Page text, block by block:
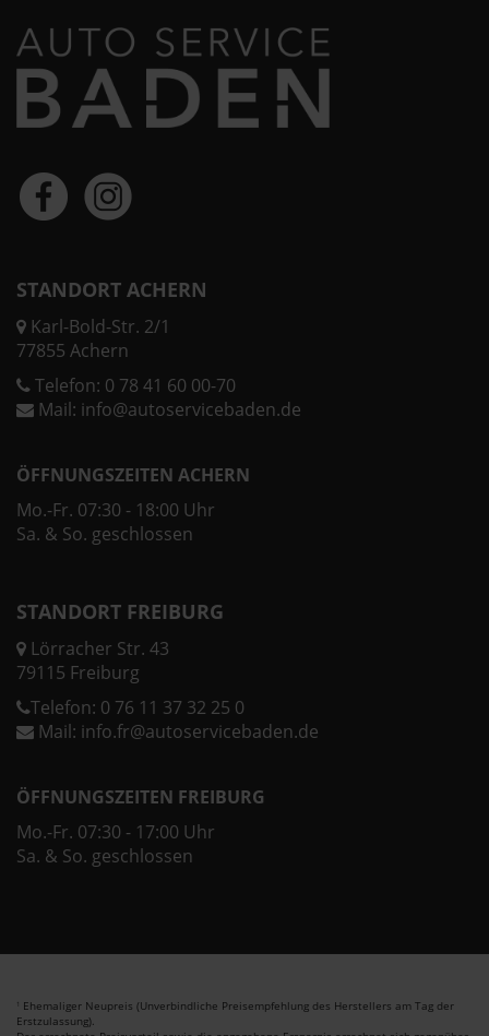
STANDORT ACHERN
Karl-Bold-Str. 2/1
77855 Achern
Telefon: 0 78 41 60 00-70
Mail: info@autoservicebaden.de
ÖFFNUNGSZEITEN ACHERN
Mo.-Fr. 07:30 - 18:00 Uhr
Sa. & So. geschlossen
STANDORT FREIBURG
Lörracher Str. 43
79115 Freiburg
Telefon: 0 76 11 37 32 25 0
Mail: info.fr@autoservicebaden.de
ÖFFNUNGSZEITEN FREIBURG
Mo.-Fr. 07:30 - 17:00 Uhr
Sa. & So. geschlossen
1 Ehemaliger Neupreis (Unverbindliche Preisempfehlung des Herstellers am Tag der
Erstzulassung).